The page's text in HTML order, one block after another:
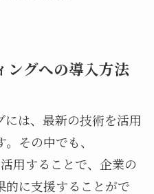
ングへの導入方法
には、最新の技術を活用
その中でも、
用することで、企業の
的に支援することがで